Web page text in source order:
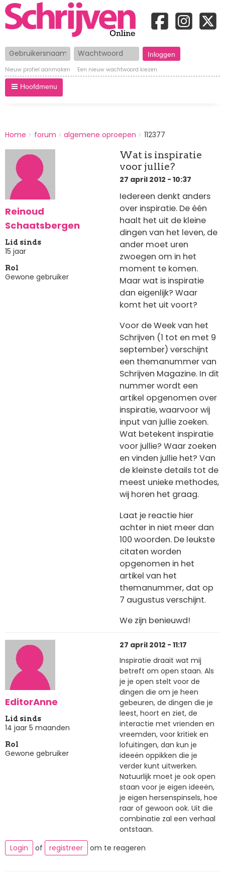
Gebruikersnaam Wachtwoord
Nieuw profiel aanmaken Een nieuw wachtwoord kiezen
Hoofdmenu
BREADCRUMBS
You
here:
Home forum algemene oproepen 112377
Reinoud
Schaatsbergen
Lid sinds
15 jaar
Rol
Gewone gebruiker
Wat is inspiratie
voor jullie?
27 april 2012 - 10:37
Iedereen denkt anders
over inspiratie. De één
haalt het uit de kleine
dingen van het leven, de
ander moet uren
zwoegen om in het
moment te komen.
Maar wat is inspiratie
dan eigenlijk? Waar
komt het uit voort?
Voor de Week van het
Schrijven (1 tot en met 9
september) verschijnt
een themanummer van
Schrijven Magazine. In dit
nummer wordt een
artikel opgenomen over
inspiratie, waarvoor wij
input van jullie zoeken.
Wat betekent inspiratie
voor jullie? Waar zoeken
en vinden jullie het? Van
de kleinste details tot de
meest unieke methodes,
wij horen het graag.
Laat je reactie hier
achter in niet meer dan
100 woorden. De leukste
citaten worden
opgenomen in het
artikel van het
themanummer, dat op
7 augustus verschijnt.
We zijn benieuwd!
EditorAnne
Lid sinds
14 jaar 5 maanden
Rol
Gewone gebruiker
27 april 2012 - 11:17
Inspiratie draait wat mij
betreft om open staan. Als
je je open stelt voor de
dingen die om je heen
gebeuren, de dingen die je
leest, hoort en ziet, de
interactie met vrienden en
vreemden, voor kritiek en
lofuitingen, dan kun je
ideeën oppikken die je
verder kunt uitwerken.
Natuurlijk moet je ook open
staan voor je eigen ideeën,
je eigen hersenspinsels, hoe
raar of gewoon ook. Uit die
combinatie zal een verhaal
ontstaan.
Login
of registreer om te reageren